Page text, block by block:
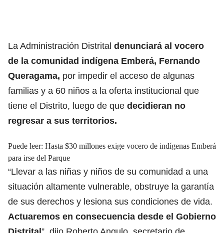
La Administración Distrital denunciará al vocero
de la comunidad indígena Emberá, Fernando
Queragama, por impedir el acceso de algunas
familias y a 60 niños a la oferta institucional que
tiene el Distrito, luego de que decidieran no
regresar a sus territorios.
Puede leer: Hasta $30 millones exige vocero de indígenas Emberá
para irse del Parque
“Llevar a las niñas y niños de su comunidad a una
situación altamente vulnerable, obstruye la garantía
de sus derechos y lesiona sus condiciones de vida.
Actuaremos en consecuencia desde el Gobierno